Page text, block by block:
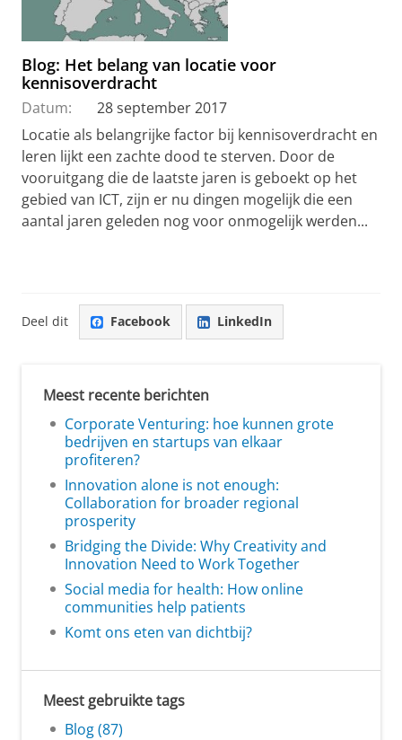
Blog: Het belang van locatie voor
kennisoverdracht
Datum:
28 september 2017
Locatie als belangrijke factor bij kennisoverdracht en
leren lijkt een zachte dood te sterven. Door de
vooruitgang die de laatste jaren is geboekt op het
gebied van ICT, zijn er nu dingen mogelijk die een
aantal jaren geleden nog voor onmogelijk werden...
Deel dit Facebook LinkedIn
Meest recente berichten
Corporate Venturing: hoe kunnen grote
bedrijven en startups van elkaar
profiteren?
Innovation alone is not enough:
Collaboration for broader regional
prosperity
Bridging the Divide: Why Creativity and
Innovation Need to Work Together
Social media for health: How online
communities help patients
Komt ons eten van dichtbij?
Meest gebruikte tags
Blog (87)